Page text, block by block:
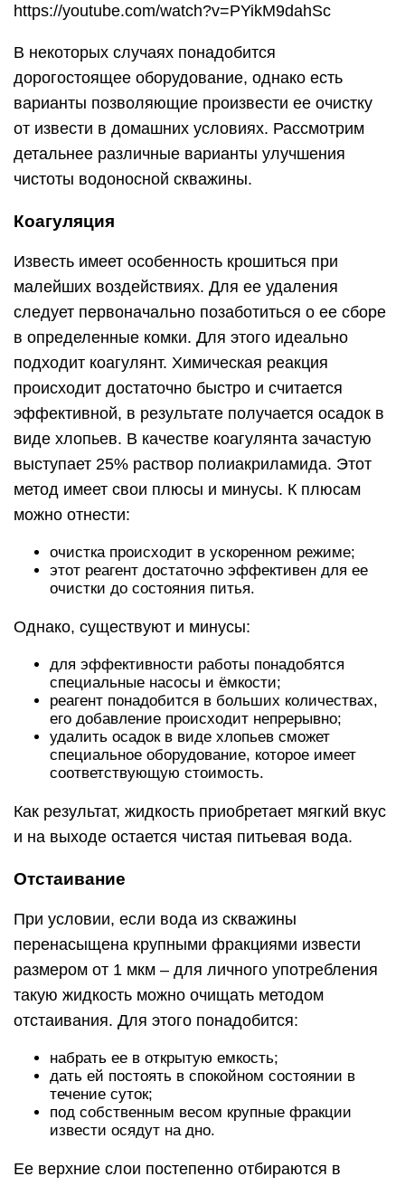
https://youtube.com/watch?v=PYikM9dahSc
В некоторых случаях понадобится
дорогостоящее оборудование, однако есть
варианты позволяющие произвести ее очистку
от извести в домашних условиях. Рассмотрим
детальнее различные варианты улучшения
чистоты водоносной скважины.
Коагуляция
Известь имеет особенность крошиться при
малейших воздействиях. Для ее удаления
следует первоначально позаботиться о ее сборе
в определенные комки. Для этого идеально
подходит коагулянт. Химическая реакция
происходит достаточно быстро и считается
эффективной, в результате получается осадок в
виде хлопьев. В качестве коагулянта зачастую
выступает 25% раствор полиакриламида. Этот
метод имеет свои плюсы и минусы. К плюсам
можно отнести:
очистка происходит в ускоренном режиме;
этот реагент достаточно эффективен для ее
очистки до состояния питья.
Однако, существуют и минусы:
для эффективности работы понадобятся
специальные насосы и ёмкости;
реагент понадобится в больших количествах,
его добавление происходит непрерывно;
удалить осадок в виде хлопьев сможет
специальное оборудование, которое имеет
соответствующую стоимость.
Как результат, жидкость приобретает мягкий вкус
и на выходе остается чистая питьевая вода.
Отстаивание
При условии, если вода из скважины
перенасыщена крупными фракциями извести
размером от 1 мкм – для личного употребления
такую жидкость можно очищать методом
отстаивания. Для этого понадобится:
набрать ее в открытую емкость;
дать ей постоять в спокойном состоянии в
течение суток;
под собственным весом крупные фракции
извести осядут на дно.
Ее верхние слои постепенно отбираются в